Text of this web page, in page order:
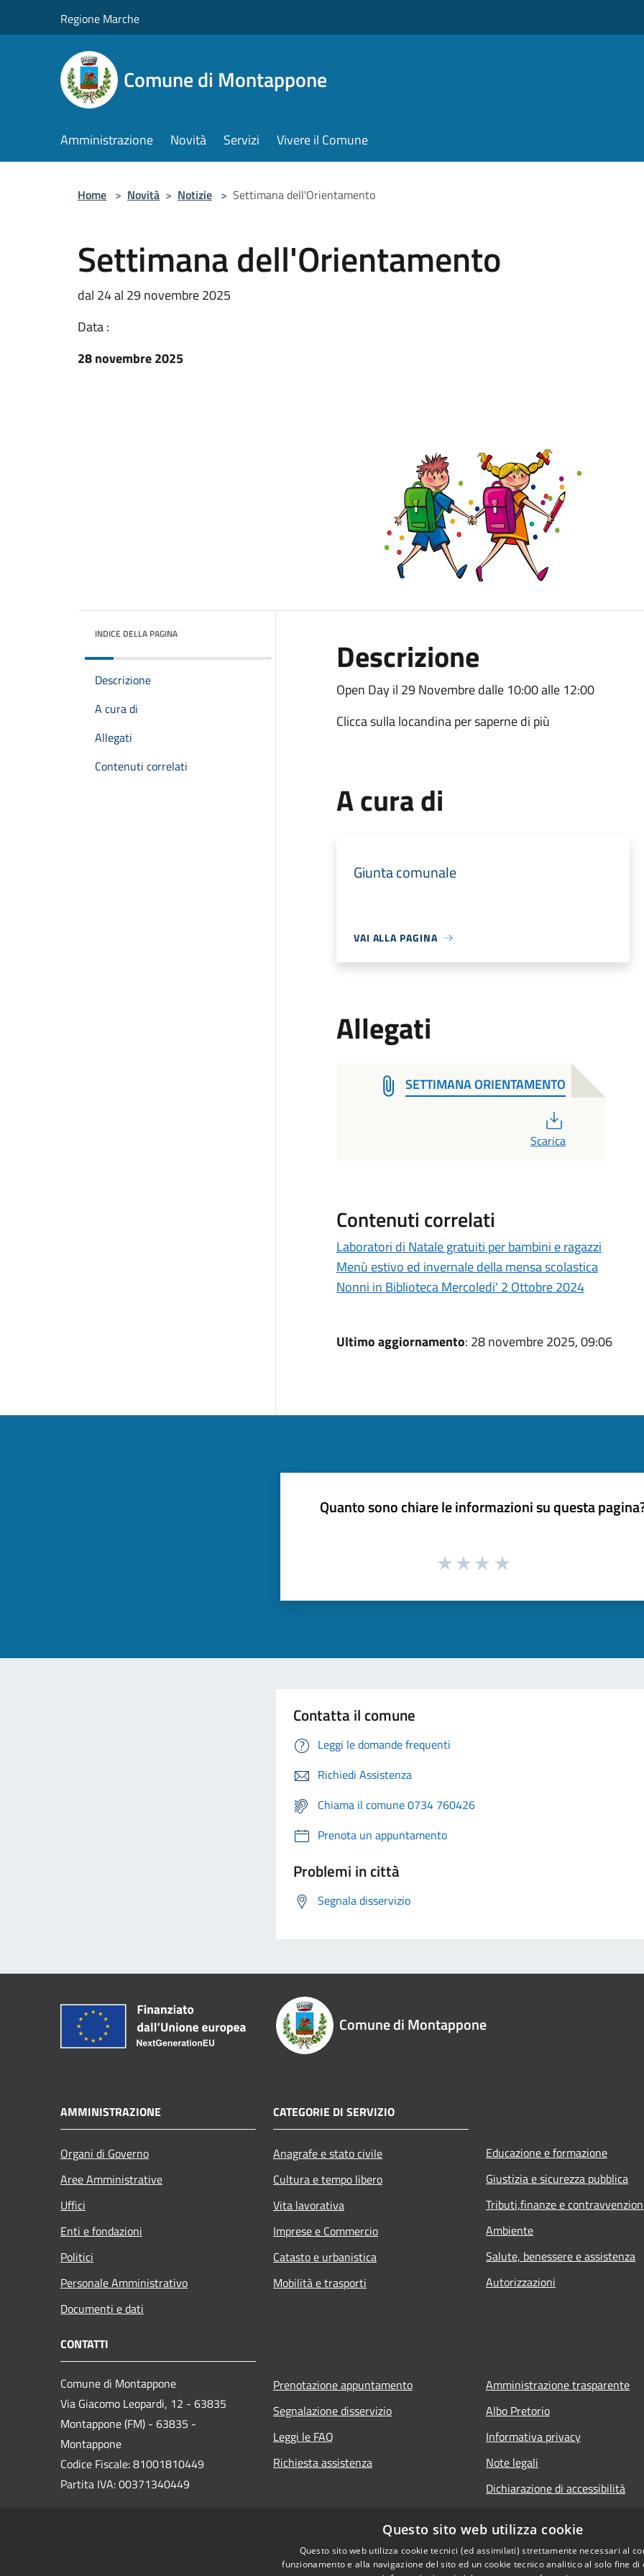
Regione Marche
Comune di Montappone
Amministrazione Novità Servizi Vivere il Comune
Home > Novità > Notizie > Settimana dell'Orientamento
Settimana dell'Orientamento
dal 24 al 29 novembre 2025
Data :
28 novembre 2025
INDICE DELLA PAGINA
Descrizione
A cura di
Allegati
Contenuti correlati
Descrizione
Open Day il 29 Novembre dalle 10:00 alle 12:00
Clicca sulla locandina per saperne di più
A cura di
Giunta comunale
VAI ALLA PAGINA
Allegati
SETTIMANA ORIENTAMENTO
Scarica
Contenuti correlati
Laboratori di Natale gratuiti per bambini e ragazzi
Menù estivo ed invernale della mensa scolastica
Nonni in Biblioteca Mercoledi' 2 Ottobre 2024
Ultimo aggiornamento: 28 novembre 2025, 09:06
Quanto sono chiare le informazioni su questa
Contatta il comune
Leggi le domande frequenti
Richiedi Assistenza
Chiama il comune 0734 760426
Prenota un appuntamento
Problemi in città
Segnala disservizio
Comune di Montappone
AMMINISTRAZIONE
Organi di Governo
Aree Amministrative
Uffici
Enti e fondazioni
Politici
Personale Amministrativo
Documenti e dati
CATEGORIE DI SERVIZIO
Anagrafe e stato civile
Cultura e tempo libero
Vita lavorativa
Imprese e Commercio
Catasto e urbanistica
Mobilità e trasporti
Educazione e formazione
Giustizia e sicurezza pubblica
Tributi,finanze e
Ambiente
Salute, benessere e assistenza
Autorizzazioni
CONTATTI
Comune di Montappone
Via Giacomo Leopardi, 12 - 63835
Montappone (FM) - 63835 -
Montappone
Codice Fiscale: 81001810449
Partita IVA: 00371340449
Prenotazione appuntamento
Segnalazione disservizio
Leggi le FAQ
Richiesta assistenza
Amministrazione trasparente
Albo Pretorio
Informativa privacy
Note legali
Dichiarazione di accessibilità
Questo sito web utilizza cookie
Questo sito web utilizza cookie tecnici (ed assimilati) strettamente necessari al
funzionamento e alla navigazione del sito ed un cookie tecnico analitico al solo fine di